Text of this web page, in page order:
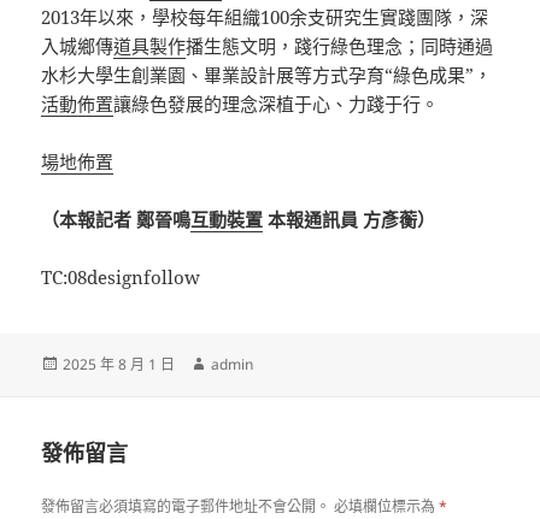
2013年以來，學校每年組織100余支研究生實踐團隊，深
入城鄉傳道具製作播生態文明，踐行綠色理念；同時通過
水杉大學生創業園、畢業設計展等方式孕育“綠色成果”，
活動佈置讓綠色發展的理念深植于心、力踐于行。
場地佈置
（本報記者 鄭晉鳴互動裝置 本報通訊員 方彥蘅）
TC:08designfollow
發
2025 年 8 月 1 日
作
admin
發佈留言
發佈留言必須填寫的電子郵件地址不會公開。 必填欄位標示為*